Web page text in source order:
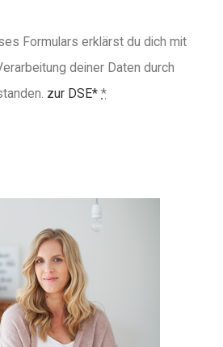
Formulars erklärst du dich mit
deiner Daten durch
zur DSE* *